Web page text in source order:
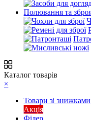
Полювання та
Каталог товарів
×
Товари зі знижками
Акція
Фідер